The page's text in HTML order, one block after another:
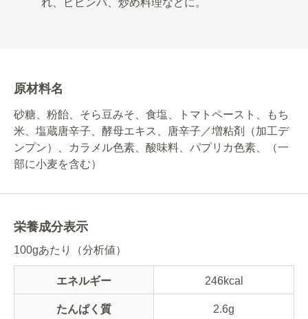
れ、ビビンバ、炒め料理などに。
原材料名
砂糖、粉飴、そら豆みそ、食塩、トマトペースト、もち
米、塩蔵唐辛子、酵母エキス、唐辛子／増粘剤（加工デ
ンプン）、カラメル色素、酸味料、パプリカ色素、（一
部に小麦を含む）
栄養成分表示
100gあたり（分析値）
エネルギー 246kcal
たんぱく質 2.6g